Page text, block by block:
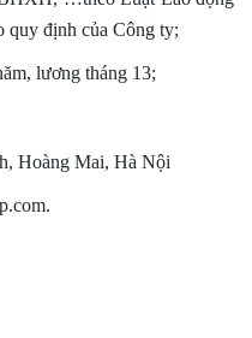
quy định của Công ty;
lương tháng 13;
Hoàng Mai, Hà Nội